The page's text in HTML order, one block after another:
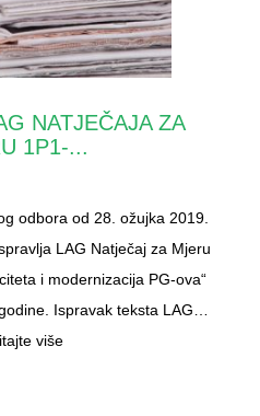
NATJEČAJA ZA
1P1-...
odbora od 28. ožujka 2019.
LAG Natječaj za Mjeru
i modernizacija PG-ova“
Ispravak teksta LAG…
više